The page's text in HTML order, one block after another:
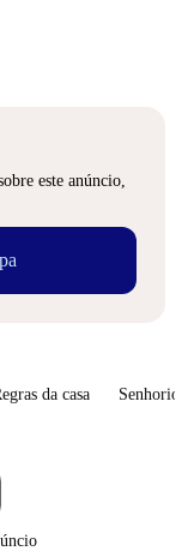
este anúncio,
da casa Senhorio